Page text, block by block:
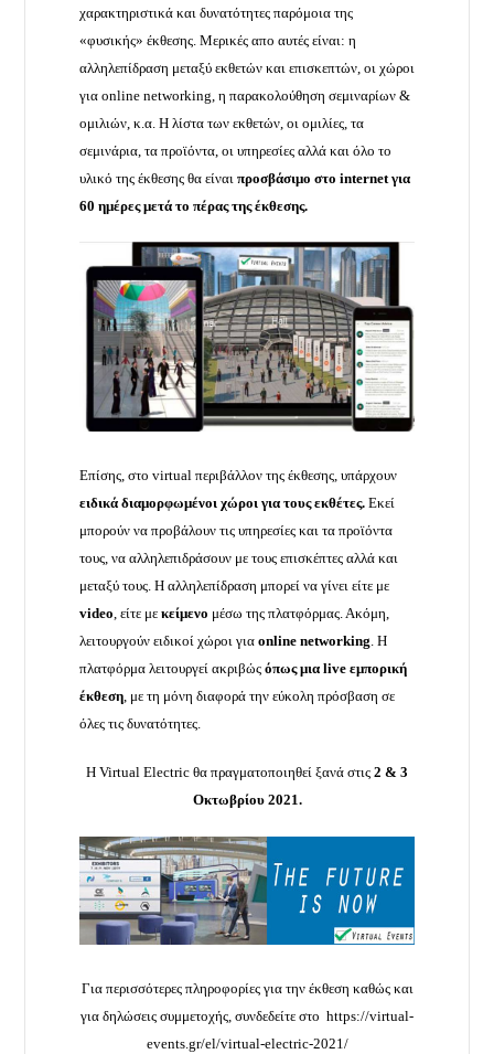
χαρακτηριστικά και δυνατότητες παρόμοια της
«φυσικής» έκθεσης. Μερικές απο αυτές είναι: η
αλληλεπίδραση μεταξύ εκθετών και επισκεπτών, οι χώροι
για online networking, η παρακολούθηση σεμιναρίων &
ομιλιών, κ.α. Η λίστα των εκθετών, οι ομιλίες, τα
σεμινάρια, τα προϊόντα, οι υπηρεσίες αλλά και όλο το
υλικό της έκθεσης θα είναι προσβάσιμο στο internetγια
60 ημέρες μετά το πέρας της έκθεσης.
Επίσης, στο virtual περιβάλλον της έκθεσης, υπάρχουν
ειδικά διαμορφωμένοι χώροι για τους εκθέτες.Εκεί
μπορούν να προβάλουν τις υπηρεσίες και τα προϊόντα
τους, να αλληλεπιδράσουν με τους επισκέπτες αλλά και
μεταξύ τους. Η αλληλεπίδραση μπορεί να γίνει είτε με
video, είτε με κείμενο μέσω της πλατφόρμας. Ακόμη,
λειτουργούν ειδικοί χώροι για onlinenetworking. Η
πλατφόρμα λειτουργεί ακριβώς όπως μια liveεμπορική
έκθεση, με τη μόνη διαφορά την εύκολη πρόσβαση σε
όλες τις δυνατότητες.
Η Virtual Electric θα πραγματοποιηθεί ξανά στις 2 & 3
Οκτωβρίου 2021.
Για περισσότερες πληροφορίες για την έκθεση καθώς και
για δηλώσεις συμμετοχής, συνδεδείτε στο https://virtual-
events.gr/el/virtual-electric-2021/